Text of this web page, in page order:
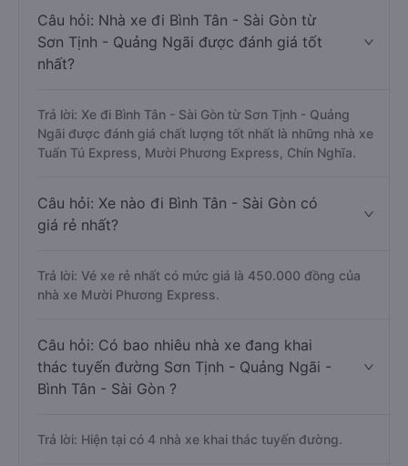
Câu hỏi: Nhà xe đi Bình Tân - Sài Gòn từ
Sơn Tịnh - Quảng Ngãi được đánh giá tốt
nhất?
Trả lời: Xe đi Bình Tân - Sài Gòn từ Sơn Tịnh - Quảng
Ngãi được đánh giá chất lượng tốt nhất là những nhà xe
Tuấn Tú Express, Mười Phương Express, Chín Nghĩa.
Câu hỏi: Xe nào đi Bình Tân - Sài Gòn có
giá rẻ nhất?
Trả lời: Vé xe rẻ nhất có mức giá là 450.000 đồng của
nhà xe Mười Phương Express.
Câu hỏi: Có bao nhiêu nhà xe đang khai
thác tuyến đường Sơn Tịnh - Quảng Ngãi -
Bình Tân - Sài Gòn ?
Trả lời: Hiện tại có 4 nhà xe khai thác tuyến đường.